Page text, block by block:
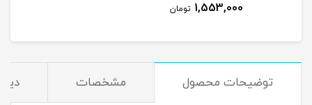
1,553,000 تومان
توضیحات محصول مشخصات